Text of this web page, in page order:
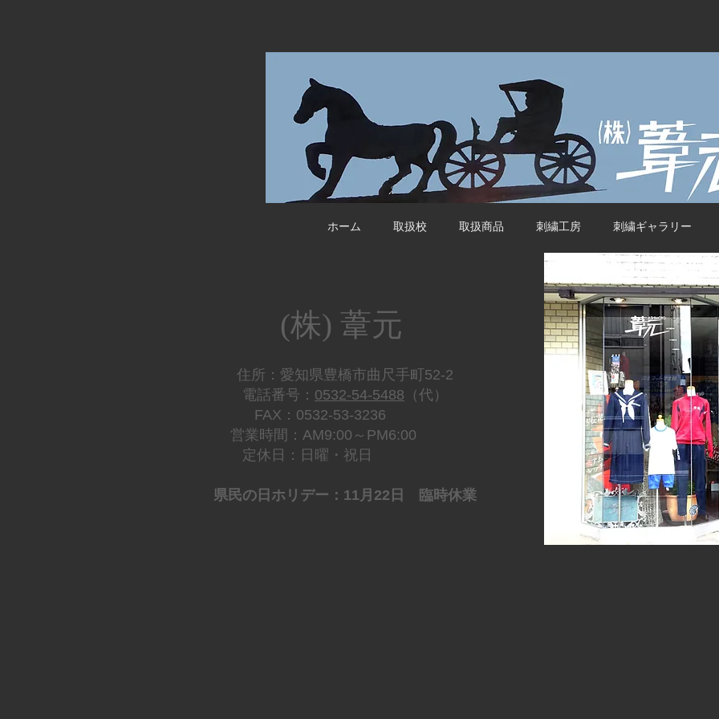
ホーム 取扱校 取扱商品 刺繍工房 刺繍ギャラリー
(株) 葦元
住所：愛知県豊橋市曲尺手町52-2
電話番号： 0532-54-5488 （代）
FAX：0532-53-3236
営業時間：AM9:00～PM6:00
定休日：日曜・祝日
​県民の日ホリデー：11月22日 臨時休業